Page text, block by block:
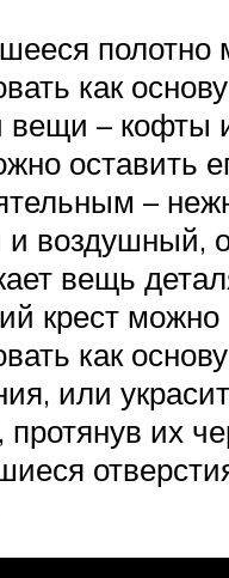
полотно
как
вещи – кофты
оставить
–
воздушный,
вещь
крест можно
как
или
их